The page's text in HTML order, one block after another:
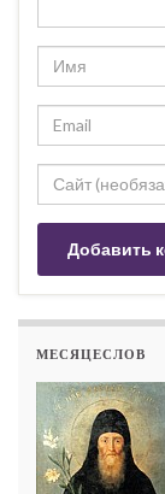
МЕСЯЦЕСЛОВ